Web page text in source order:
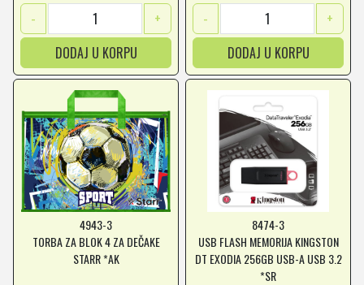
-
+
DODAJ U KORPU
-
+
DODAJ U KORPU
4943-3
TORBA ZA BLOK 4 ZA DEČAKE
STARR *AK
8474-3
USB FLASH MEMORIJA KINGSTON
DT EXODIA 256GB USB-A USB 3.2
*SR